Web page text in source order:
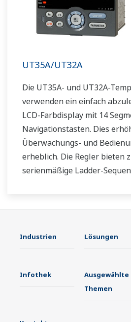
UT35A/UT32A
Die UT35A- und UT32A-
verwenden ein einfach
LCD-Farbdisplay mit 14
Navigationstasten. Dies
Überwachungs- und
erheblich. Die Regler bieten
serienmäßige Ladder-
unterstützen die UT35A/
die Ethernetkommunikation.
Industrien Lösungen
Infothek
Ausgewählte
Themen